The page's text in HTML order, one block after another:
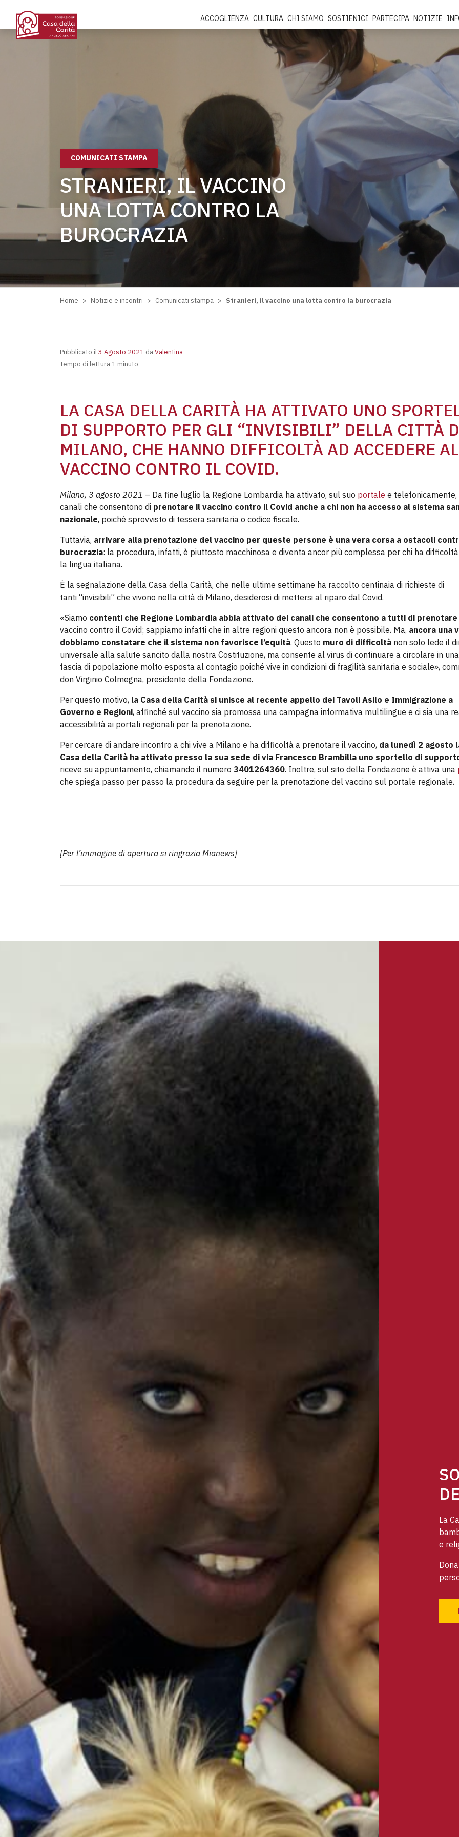
ACCOGLIENZA CULTURA CHI SIAMO SOSTIENICI PARTECIPA NOTIZIE
COMUNICATI STAMPA
STRANIERI, IL VACCINO
UNA LOTTA CONTRO LA
BUROCRAZIA
Home > Notizie e incontri > Comunicati stampa > Stranieri, il vaccino una lotta contro la burocrazia
Pubblicato il3 Agosto 2021 daValentina
Tempo di lettura 1 minuto
LA CASA DELLA CARITÀ HA ATTIVATO UNO
DI SUPPORTO PER GLI “INVISIBILI” DELLA CITTÀ
MILANO, CHE HANNO DIFFICOLTÀ AD ACCEDERE AL
VACCINO CONTRO IL COVID.
Milano, 3 agosto 2021 – Da fine luglio la Regione Lombardia ha attivato, sul suo portale e telefonicamente,
canali che consentono di prenotare il vaccino contro il Covid anche a chi non ha accesso al sistema
nazionale, poiché sprovvisto di tessera sanitaria o codice fiscale.
Tuttavia, arrivare alla prenotazione del vaccino per queste persone è una vera corsa a ostacoli
burocrazia: la procedura, infatti, è piuttosto macchinosa e diventa ancor più complessa per chi ha
la lingua italiana.
È la segnalazione della Casa della Carità, che nelle ultime settimane ha raccolto centinaia di richieste di
tanti “invisibili” che vivono nella città di Milano, desiderosi di mettersi al riparo dal Covid.
«Siamo contenti che Regione Lombardia abbia attivato dei canali che consentono a tutti di prenotare
vaccino contro il Covid; sappiamo infatti che in altre regioni questo ancora non è possibile. Ma, ancora una
dobbiamo constatare che il sistema non favorisce l’equità. Questo muro di difficoltà non solo lede il
universale alla salute sancito dalla nostra Costituzione, ma consente al virus di continuare a circolare in una
fascia di popolazione molto esposta al contagio poiché vive in condizioni di fragilità sanitaria e sociale»,
don Virginio Colmegna, presidente della Fondazione.
Per questo motivo, la Casa della Carità si unisce al recente appello dei Tavoli Asilo e Immigrazione a
Governo e Regioni, affinché sul vaccino sia promossa una campagna informativa multilingue e ci sia una
accessibilità ai portali regionali per la prenotazione.
Per cercare di andare incontro a chi vive a Milano e ha difficoltà a prenotare il vaccino, da lunedì 2 agosto
Casa della Carità ha attivato presso la sua sede di via Francesco Brambilla uno sportello di
riceve su appuntamento, chiamando il numero 3401264360. Inoltre, sul sito della Fondazione è attiva una
che spiega passo per passo la procedura da seguire per la prenotazione del vaccino sul portale regionale.
[Per l’immagine di apertura si ringrazia Mianews]
La
e